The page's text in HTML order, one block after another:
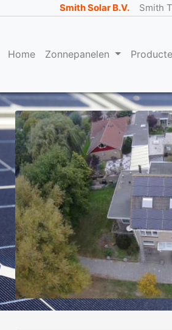
Smith Solar B.V. Smith
Home Zonnepanelen